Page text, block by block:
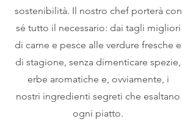
sostenibilità. Il nostro chef porterà con
sé tutto il necessario: dai tagli migliori
di carne e pesce alle verdure fresche e
di stagione, senza dimenticare spezie,
erbe aromatiche e, ovviamente, i
nostri ingredienti segreti che esaltano
ogni piatto.